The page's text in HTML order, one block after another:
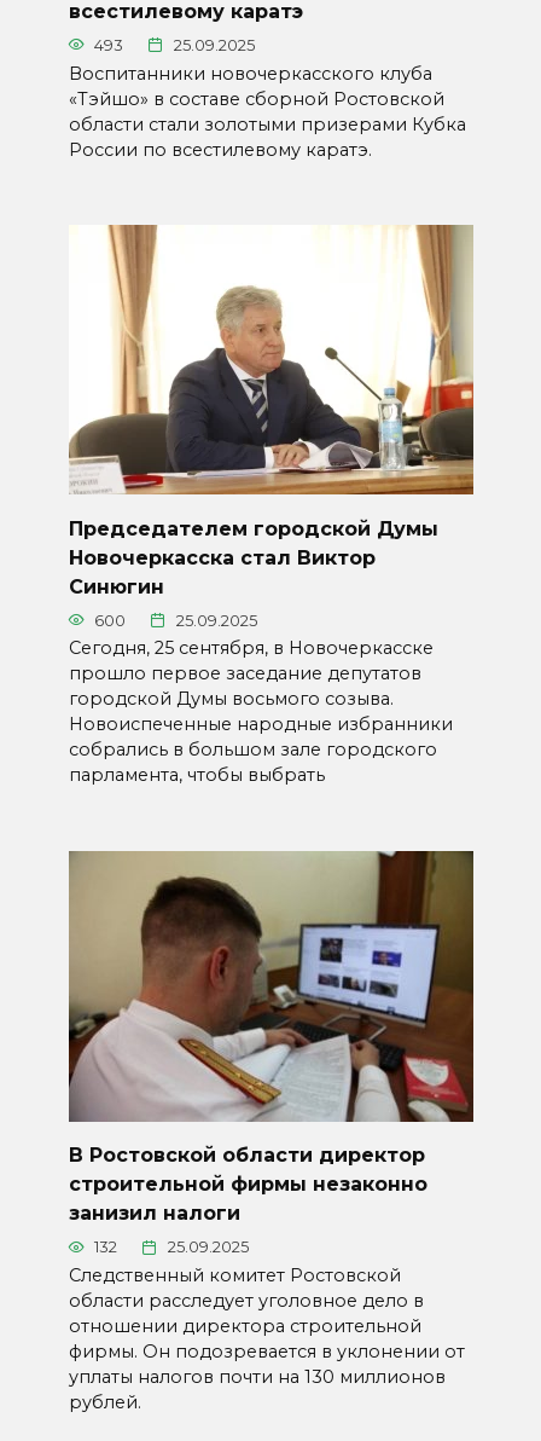
всестилевому каратэ
493 25.09.2025
Воспитанники новочеркасского клуба
«Тэйшо» в составе сборной Ростовской
области стали золотыми призерами Кубка
России по всестилевому каратэ.
Председателем городской Думы
Новочеркасска стал Виктор
Синюгин
600 25.09.2025
Сегодня, 25 сентября, в Новочеркасске
прошло первое заседание депутатов
городской Думы восьмого созыва.
Новоиспеченные народные избранники
собрались в большом зале городского
парламента, чтобы выбрать
В Ростовской области директор
строительной фирмы незаконно
занизил налоги
132 25.09.2025
Следственный комитет Ростовской
области расследует уголовное дело в
отношении директора строительной
фирмы. Он подозревается в уклонении от
уплаты налогов почти на 130 миллионов
рублей.